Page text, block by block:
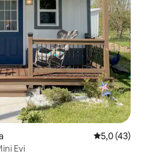
5 üzerinden
5,0 (43)
Evi